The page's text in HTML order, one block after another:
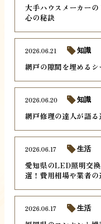
大手ハウスメーカー
心の秘訣
網戸の隙間を埋める
2026.06.21 知識
網戸修理の達人が語
2026.06.20 知識
愛知県のLED照明交
選！費用相場や業者
2026.06.17 生活
2026.06.17 生活